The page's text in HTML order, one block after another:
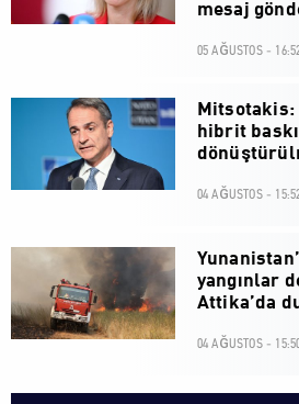
mesaj
05 AĞUSTOS -
Mitsotakis:
hibrit
04 AĞUSTOS -
yangınlar
Attika’da
04 AĞUSTOS -